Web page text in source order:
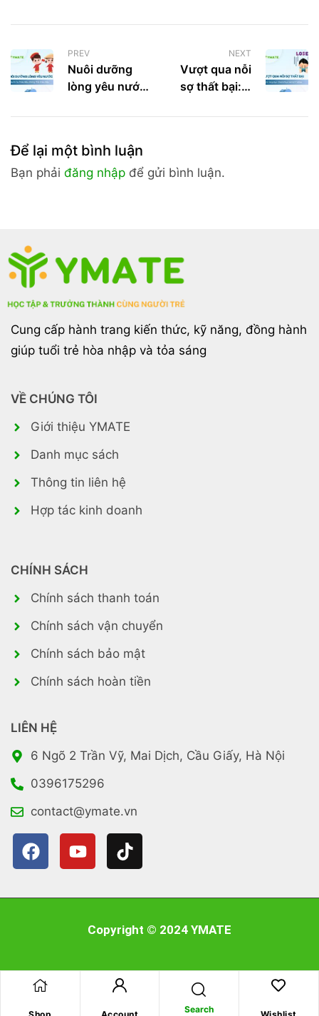
PREV
Nuôi dưỡng
lòng yêu nước
Bắt đầu từ sự
không phải
khẩu hiệu
NEXT
Vượt qua nỗi
sợ thất bại: 5
chinh phục nỗi
Để lại một bình luận
Bạn phải đăng nhập để gửi bình luận.
Search
Cung cấp hành trang kiến thức, kỹ năng, đồng hành
giúp tuổi trẻ hòa nhập và tỏa sáng
VỀ CHÚNG TÔI
Giới thiệu YMATE
Danh mục sách
Thông tin liên hệ
Hợp tác kinh doanh
CHÍNH SÁCH
Chính sách thanh toán
Chính sách vận chuyển
Chính sách bảo mật
Chính sách hoàn tiền
LIÊN HỆ
6 Ngõ 2 Trần Vỹ, Mai Dịch, Cầu Giấy, Hà Nội
0396175296
contact@ymate.vn
Copyright © 2024 YMATE